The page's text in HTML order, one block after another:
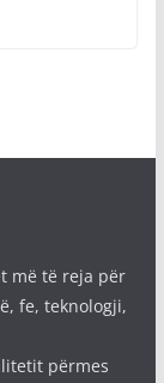
më të reja për
fe, teknologji,
përmes